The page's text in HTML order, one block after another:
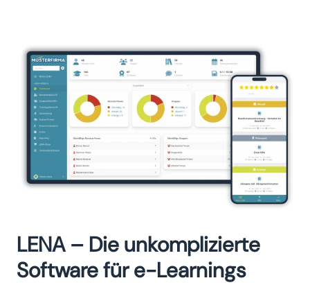
LENA – Die unkomplizierte
Software für e-Learnings